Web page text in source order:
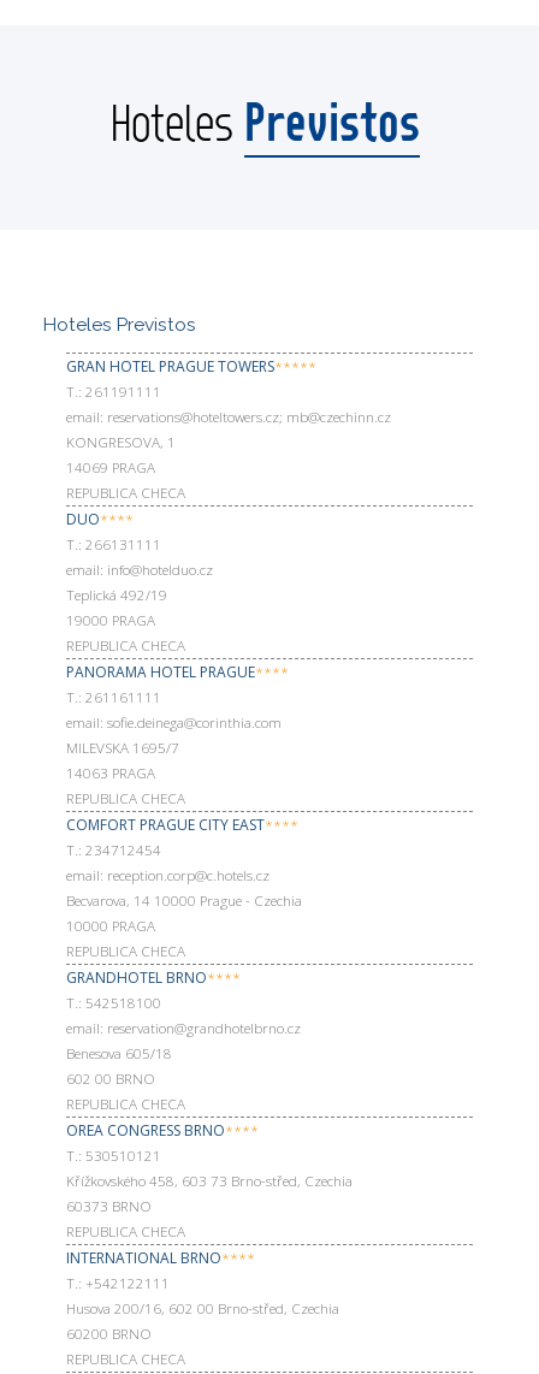
Hoteles Previstos
Hoteles Previstos
GRAN HOTEL PRAGUE TOWERS*****
Т.: 261191111
email: reservations@hoteltowers.cz; mb@czechinn.cz
KONGRESOVA, 1
14069 PRAGA
REPUBLICA CHECA
DUO****
Т.: 266131111
email: info@hotelduo.cz
Teplická 492/19
19000 PRAGA
REPUBLICA CHECA
PANORAMA HOTEL PRAGUE****
Т.: 261161111
email: sofie.deinega@corinthia.com
MILEVSKA 1695/7
14063 PRAGA
REPUBLICA CHECA
COMFORT PRAGUE CITY EAST****
Т.: 234712454
email: reception.corp@c.hotels.cz
Becvarova, 14 10000 Prague - Czechia
10000 PRAGA
REPUBLICA CHECA
GRANDHOTEL BRNO****
Т.: 542518100
email: reservation@grandhotelbrno.cz
Benesova 605/18
602 00 BRNO
REPUBLICA CHECA
OREA CONGRESS BRNO****
Т.: 530510121
Křížkovského 458, 603 73 Brno-střed, Czechia
60373 BRNO
REPUBLICA CHECA
INTERNATIONAL BRNO****
Т.: +542122111
Husova 200/16, 602 00 Brno-střed, Czechia
60200 BRNO
REPUBLICA CHECA